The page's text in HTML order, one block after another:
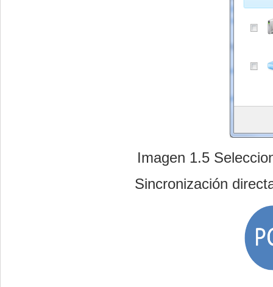
Imagen 1.5
Sincronización